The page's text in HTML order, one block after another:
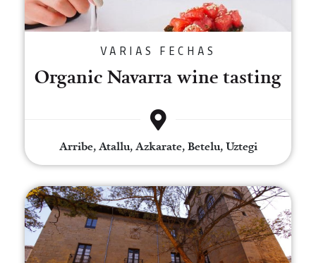
VARIAS FECHAS
Organic Navarra wine tasting
Arribe, Atallu, Azkarate, Betelu, Uztegi
Private dinner at the Palace of